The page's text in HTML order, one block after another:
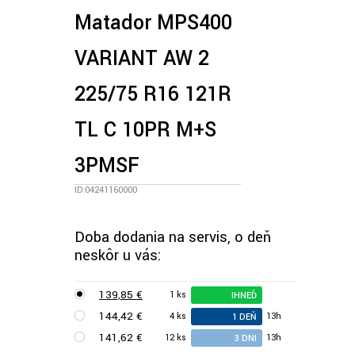
Matador MPS400
VARIANT AW 2
225/75 R16 121R
TL C 10PR M+S
3PMSF
ID:04241160000
Doba dodania na servis, o deň
neskôr u vás:
139,85 € 1 ks IHNEĎ
144,42 € 4 ks 1 DEŇ 13h
141,62 € 12 ks 3 DNI 13h